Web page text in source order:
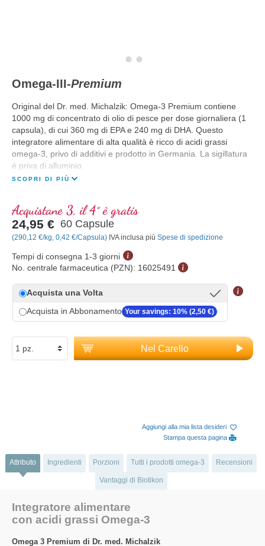
Omega-III-Premium
Original del Dr. med. Michalzik: Omega-3 Premium contiene
1000 mg di concentrato di olio di pesce per dose giornaliera (1
capsula), di cui 360 mg di EPA e 240 mg di DHA. Questo
integratore alimentare di alta qualità è ricco di acidi grassi
omega-3, privo di additivi e prodotto in Germania. La sigillatura
è priva di alluminio.
SCOPRI DI PIÙ
Acquistane 3, il 4° è gratis
24,95 € 60 Capsule
(290,12 €/kg, 0,42 €/Capsula) IVA inclusa più Spese di spedizione
Tempi di consegna 1-3 giorni
No. centrale farmaceutica (PZN): 16025491
Acquista una Volta
Acquista in Abbonamento Your savings: 10% (2,50 €)
Nel Carello
Aggiungi alla mia lista desideri
Stampa questa pagina
Attributo Ingredienti Porzioni Tutti i prodotti omega-3 Recensioni
Vantaggi di Biotikon
Integratore alimentare
con acidi grassi Omega-3
Omega 3 Premium di Dr. med. Michalzik